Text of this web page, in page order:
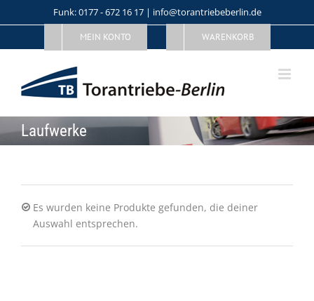
to
Funk: 0177 - 672 16 17 | info@torantriebeberlin.de
MEIN KONTO WARENKORB
Laufwerke
Es wurden keine Produkte gefunden, die deiner
Auswahl entsprechen.